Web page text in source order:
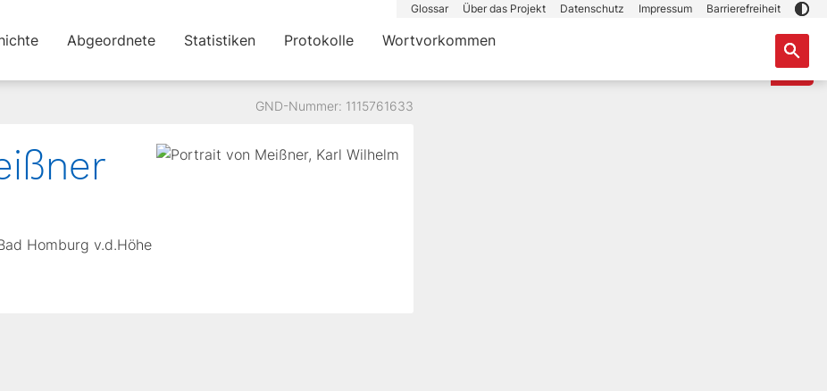
Glossar Über das Projekt Datenschutz Impressum Barrierefreiheit
Abgeordnete Statistiken Protokolle Wortvorkommen
GND-Nummer: 1115761633
Homburg v.d.Höhe